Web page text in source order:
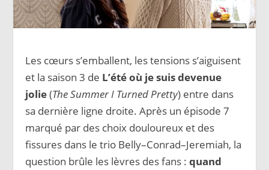
Les cœurs s’emballent, les tensions s’aiguisent
et la saison 3 de L’été où je suis devenue
jolie(The Summer I Turned Pretty) entre dans
sa dernière ligne droite. Après un épisode 7
marqué par des choix douloureux et des
fissures dans le trio Belly–Conrad–Jeremiah, la
question brûle les lèvres des fans :quand